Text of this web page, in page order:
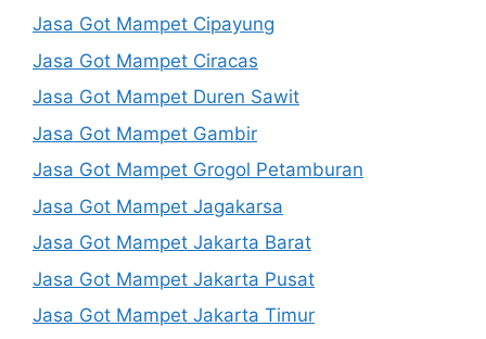
Jasa Got Mampet Cipayung
Jasa Got Mampet Ciracas
Jasa Got Mampet Duren Sawit
Jasa Got Mampet Gambir
Jasa Got Mampet Grogol Petamburan
Jasa Got Mampet Jagakarsa
Jasa Got Mampet Jakarta Barat
Jasa Got Mampet Jakarta Pusat
Jasa Got Mampet Jakarta Timur